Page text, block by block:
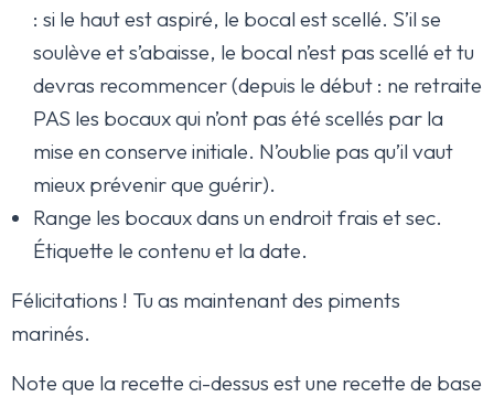
: si le haut est aspiré, le bocal est scellé. S’il se
soulève et s’abaisse, le bocal n’est pas scellé et tu
devras recommencer (depuis le début : ne retraite
PAS les bocaux qui n’ont pas été scellés par la
mise en conserve initiale. N’oublie pas qu’il vaut
mieux prévenir que guérir).
Range les bocaux dans un endroit frais et sec.
Étiquette le contenu et la date.
Félicitations ! Tu as maintenant des piments
marinés.
Note que la recette ci-dessus est une recette de base